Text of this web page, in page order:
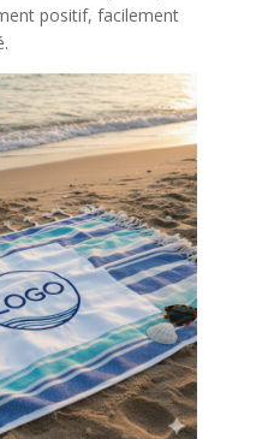
positif, facilement